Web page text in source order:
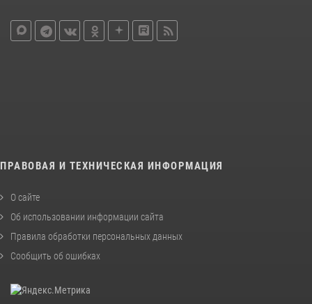
ПРАВОВАЯ И ТЕХНИЧЕСКАЯ ИНФОРМАЦИЯ
О сайте
Об использовании информации сайта
Правила обработки персональных данных
Сообщить об ошибках